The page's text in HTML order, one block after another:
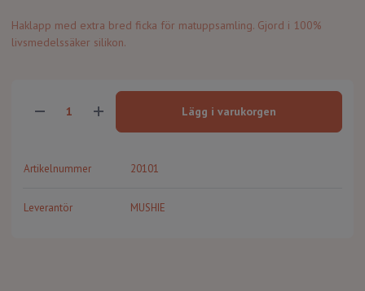
Haklapp med extra bred ficka för matuppsamling. Gjord i 100%
livsmedelssäker silikon.
Lägg i varukorgen
Artikelnummer 20101
Leverantör MUSHIE